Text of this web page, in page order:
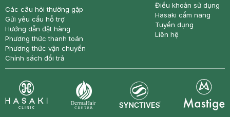
Các câu hỏi thường gặp
Gửi yêu cầu hỗ trợ
Hướng dẫn đặt hàng
Phương thức thanh toán
Phương thức vận chuyển
Chính sách đổi trả
Điều khoản sử dụng
Hasaki cẩm nang
Tuyển dụng
Liên hệ